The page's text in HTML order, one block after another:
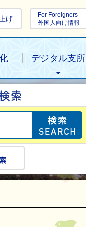
げ
For Foreigners
外国人向け情報
デジタル支所